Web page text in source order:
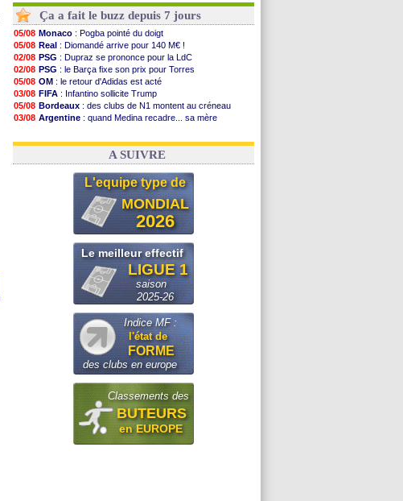
Ça a fait le buzz depuis 7 jours
05/08 Monaco : Pogba pointé du doigt
05/08 Real : Diomandé arrive pour 140 M€ !
02/08 PSG : Dupraz se prononce pour la LdC
02/08 PSG : le Barça fixe son prix pour Torres
05/08 OM : le retour d'Adidas est acté
03/08 FIFA : Infantino sollicite Trump
05/08 Bordeaux : des clubs de N1 montent au créneau
03/08 Argentine : quand Medina recadre... sa mère
03/08 OM: Paixão attire un 2e club anglais
A SUIVRE
L'equipe type de
MONDIAL
2026
Le meilleur effectif
LIGUE 1
saison
2025-26
Indice MF :
l'état de
FORME
des clubs en europe
Classements des
BUTEURS
en EUROPE